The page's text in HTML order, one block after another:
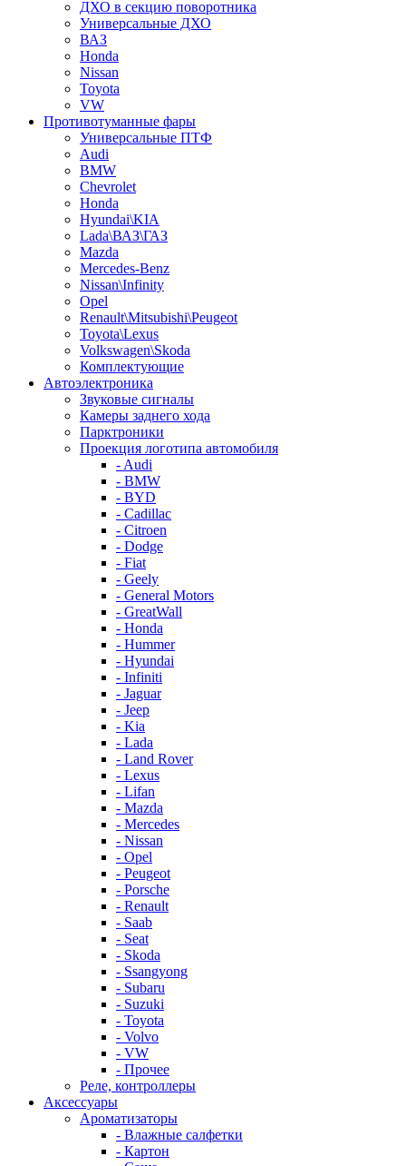
ДХО в секцию поворотника
Универсальные ДХО
ВАЗ
Honda
Nissan
Toyota
VW
Противотуманные фары
Универсальные ПТФ
Audi
BMW
Chevrolet
Honda
Hyundai\KIA
Lada\ВАЗ\ГАЗ
Mazda
Mercedes-Benz
Nissan\Infinity
Opel
Renault\Mitsubishi\Peugeot
Toyota\Lexus
Volkswagen\Skoda
Комплектующие
Автоэлектроника
Звуковые сигналы
Камеры заднего хода
Парктроники
Проекция логотипа автомобиля
- Audi
- BMW
- BYD
- Cadillac
- Citroen
- Dodge
- Fiat
- Geely
- General Motors
- GreatWall
- Honda
- Hummer
- Hyundai
- Infiniti
- Jaguar
- Jeep
- Kia
- Lada
- Land Rover
- Lexus
- Lifan
- Mazda
- Mercedes
- Nissan
- Opel
- Peugeot
- Porsche
- Renault
- Saab
- Seat
- Skoda
- Ssangyong
- Subaru
- Suzuki
- Toyota
- Volvo
- VW
- Прочее
Реле, контроллеры
Аксессуары
Ароматизаторы
- Влажные салфетки
- Картон